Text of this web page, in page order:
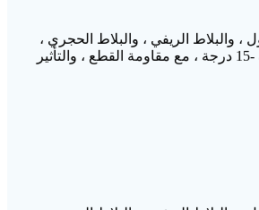
والبلاط الريفي ، والبلاط الحجري ،
والجرانيت ، والرخام ، والحجر الاصطناعي للطائرة ، والمحدب طحن السطح وتلميعه ، يمكن أن تكون درجة التلميع الكاشطة وفقًا للتحكم في طلب العميل في 5 درجة -15 درجة ، مع مقاومة القطع ، والتأثير